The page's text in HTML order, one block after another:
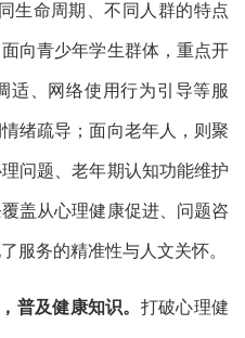
生命周期、不同人群的特点
向青少年学生群体，重点开
适、网络使用行为引导等服
绪疏导；面向老年人，则聚
问题、老年期认知功能维护
盖从心理健康促进、问题咨
服务的精准性与人文关怀。
普及健康知识。 打破心理健